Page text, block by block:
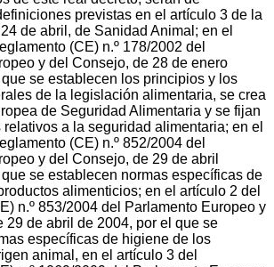
previstas en el artículo 3 de la
de abril, de Sanidad Animal; en el
(CE) n.º 178/2002 del
y del Consejo, de 28 de enero
se establecen los principios y los
de la legislación alimentaria, se crea
de Seguridad Alimentaria y se fijan
a la seguridad alimentaria; en el
(CE) n.º 852/2004 del
y del Consejo, de 29 de abril
se establecen normas específicas de
alimenticios; en el artículo 2 del
n.º 853/2004 del Parlamento Europeo y
29 de abril de 2004, por el que se
específicas de higiene de los
animal, en el artículo 3 del